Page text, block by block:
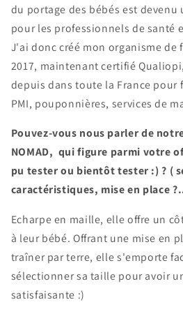
du portage des bébés est
pour les professionnels de santé
J'ai donc créé mon organisme de
2017, maintenant certifié
depuis dans toute la France pour
PMI, pouponnières, services de
Pouvez-vous nous parler de
NOMAD, qui figure parmi votre
pu tester ou bientôt tester :) ? (
caractéristiques, mise en place
Echarpe en maille, elle offre un
à leur bébé. Offrant une mise en
traîner par terre, elle s'emporte
sélectionner sa taille pour avoir
satisfaisante :)